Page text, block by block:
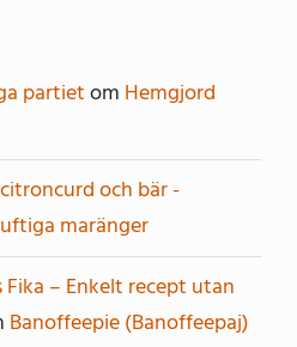
partietom Hemgjord
och bär -
maränger
– Enkelt recept utan
Banoffeepie (Banoffeepaj)